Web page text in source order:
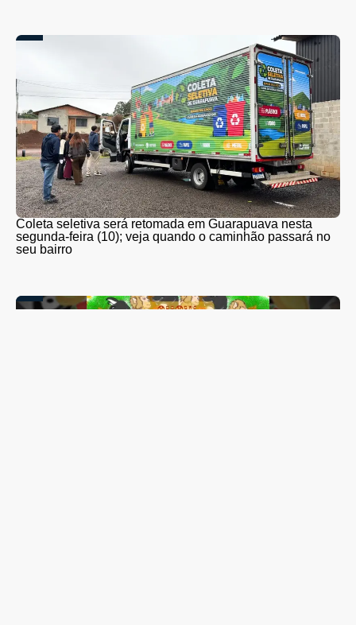
Coleta seletiva será retomada em Guarapuava nesta
segunda-feira (10); veja quando o caminhão passará no
seu bairro